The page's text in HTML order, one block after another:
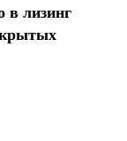
в лизинг